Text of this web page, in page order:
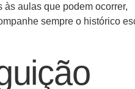
aulas que podem ocorrer,
sempre o histórico